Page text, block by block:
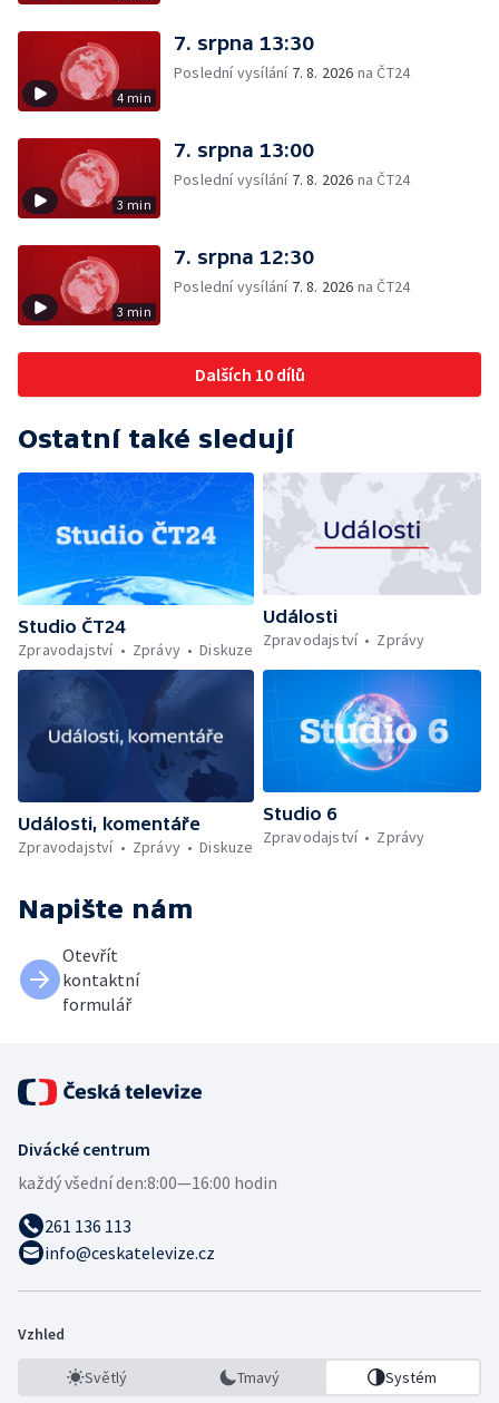
4 min
7. srpna 13:30
Poslední vysílání 7. 8. 2026 na ČT24
3 min
7. srpna 13:00
Poslední vysílání 7. 8. 2026 na ČT24
3 min
7. srpna 12:30
Poslední vysílání 7. 8. 2026 na ČT24
Dalších 10 dílů
Ostatní také sledují
Studio ČT24
Zpravodajství
Zprávy Diskuze
Události
Zpravodajství
Zprávy
Události, komentáře
Zpravodajství
Zprávy Diskuze
Studio 6
Zpravodajství
Zprávy
Napište nám
Otevřít
kontaktní
formulář
Divácké centrum
každý všední den:8:00—16:00 hodin
261 136 113
info@ceskatelevize.cz
Vzhled
Světlý Tmavý Systém